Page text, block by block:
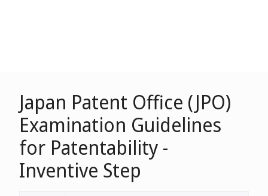
Japan Patent Office (JPO)
Examination Guidelines
for Patentability -
Inventive Step